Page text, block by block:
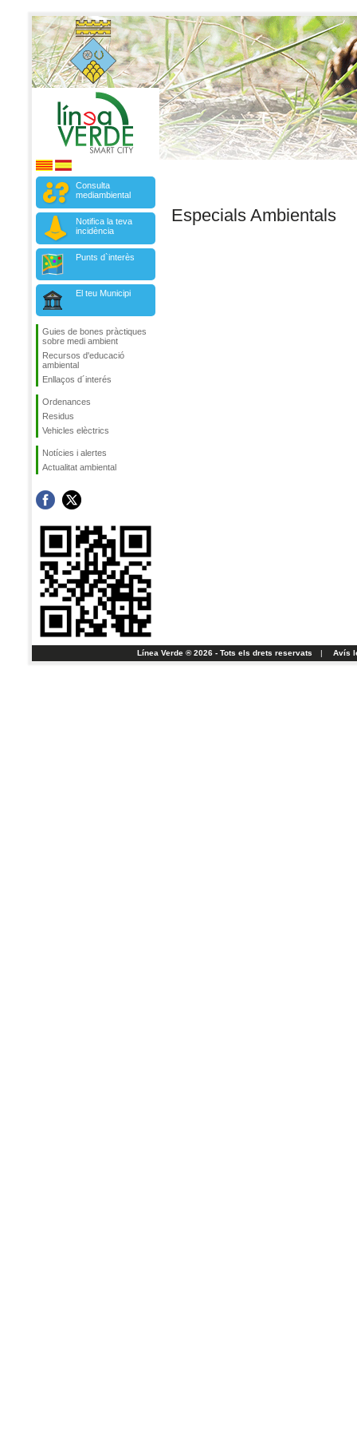
Consulta
mediambiental
Notifica la teva
incidència
Punts d`interès
El teu Municipi
Guies de bones pràctiques
sobre medi ambient
Recursos d'educació
ambiental
Enllaços d´interés
Ordenances
Residus
Vehicles elèctrics
Notícies i alertes
Actualitat ambiental
Especials Ambientals
Línea Verde ® 2026 - Tots els drets reservats | Avís